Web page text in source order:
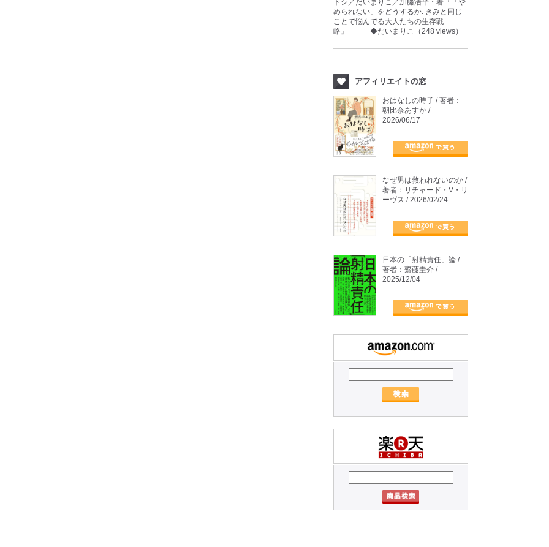
トシ／だいまりこ／加藤浩平・著『「や
められない」をどうするか: きみと同じ
ことで悩んでる大人たちの生存戦
略』 ◆だいまりこ（248 views）
アフィリエイトの窓
おはなしの時子 / 著者：
朝比奈あすか /
2026/06/17
なぜ男は救われないのか /
著者：リチャード・V・リ
ーヴス / 2026/02/24
日本の「射精責任」論 /
著者：齋藤圭介 /
2025/12/04